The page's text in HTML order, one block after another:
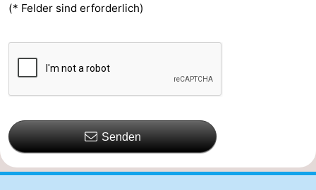
(* Felder sind erforderlich)
Senden